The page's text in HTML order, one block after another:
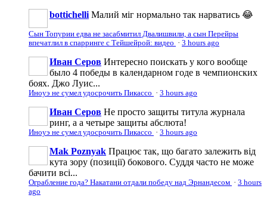
bottichelli Малий міг нормально так нарватись 😂
Сын Топурии едва не засабмитил Двалишвили, а сын Перейры
впечатлил в спарринге с Тейшейрой: видео · 3 hours ago
Иван Серов Интересно поискать у кого вообще
было 4 победы в календарном годе в чемпионских
боях. Джо Луис...
Иноуэ не сумел удосрочить Пикассо · 3 hours ago
Иван Серов Не просто защиты титула журнала
ринг, а а четыре защиты абслюта!
Иноуэ не сумел удосрочить Пикассо · 3 hours ago
Mak Poznyak Працює так, що багато залежить від
кута зору (позиції) бокового. Суддя часто не може
бачити всі...
Ограбление года? Накатани отдали победу над Эрнандесом · 3 hours
ago